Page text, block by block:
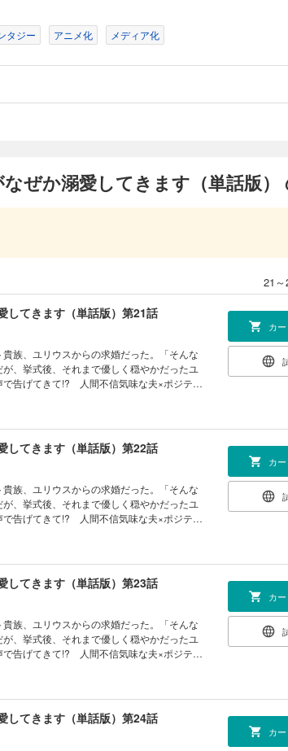
タジー アニメ化 メディア化
ぜか溺愛してきます（単話版）
21～
してきます（単話版）第19話
してきます（単話版）第20話
、挙式後、それまで優しく穏やかだったユ
告げてきて!? 人間不信気味な夫×ポジティ
スコミックス
カ
してきます（単話版）第21話
族、ユリウスからの求婚だった。「そんな
、挙式後、それまで優しく穏やかだったユ
で告げてきて!? 人間不信気味な夫×ポジティ
カ
してきます（単話版）第22話
族、ユリウスからの求婚だった。「そんな
、挙式後、それまで優しく穏やかだったユ
で告げてきて!? 人間不信気味な夫×ポジティ
カ
してきます（単話版）第23話
族、ユリウスからの求婚だった。「そんな
、挙式後、それまで優しく穏やかだったユ
で告げてきて!? 人間不信気味な夫×ポジティ
カ
してきます（単話版）第24話
カ